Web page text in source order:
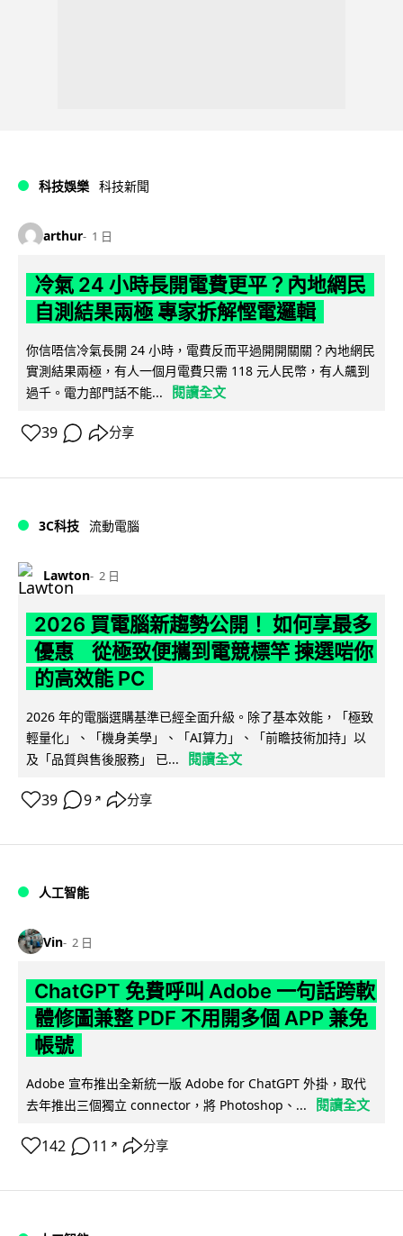
科技娛樂 科技新聞
arthur 1 日
冷氣 24 小時長開電費更平？內地網民
自測結果兩極 專家拆解慳電邏輯
你信唔信冷氣長開 24 小時，電費反而平過開開關關？內地網民
實測結果兩極，有人一個月電費只需 118 元人民幣，有人飆到
過千。電力部門話不能...
閱讀全文
39 分享
3C科技 流動電腦
Lawton 2 日
2026 買電腦新趨勢公開！ 如何享最多
優惠 從極致便攜到電競標竿 揀選啱你
的高效能 PC
2026 年的電腦選購基準已經全面升級。除了基本效能，「極致
輕量化」、「機身美學」、「AI算力」、「前瞻技術加持」以
及「品質與售後服務」 已...
閱讀全文
39 9 ↗ 分享
人工智能
Vin 2 日
ChatGPT 免費呼叫 Adobe 一句話跨軟
體修圖兼整 PDF 不用開多個 APP 兼免
帳號
Adobe 宣布推出全新統一版 Adobe for ChatGPT 外掛，取代
去年推出三個獨立 connector，將 Photoshop、...
閱讀全文
142 11 ↗ 分享